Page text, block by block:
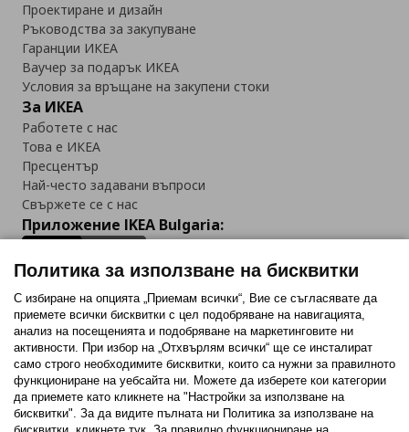
Проектиране и дизайн
Ръководства за закупуване
Гаранции ИКЕА
Ваучер за подарък ИКЕА
Условия за връщане на закупени стоки
За ИКЕА
Работете с нас
Това е ИКЕА
Пресцентър
Най-често задавани въпроси
Свържете се с нас
Приложение IKEA Bulgaria:
Последвайте ни:
FacebookTwitterYoutubePinterestInstagram
Политика за използване на бисквитки
С избиране на опцията „Приемам всички“, Вие се съгласявате да
приемете всички бисквитки с цел подобряване на навигацията,
анализ на посещенията и подобряване на маркетинговите ни
активности. При избор на „Отхвърлям всички“ ще се инсталират
само строго необходимитe бисквитки, които са нужни за правилното
функциониране на уебсайта ни. Можете да изберете кои категории
да приемете като кликнете на "Настройки за използване на
бисквитки". За да видите пълната ни Политика за използване на